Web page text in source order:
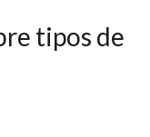
tipos de